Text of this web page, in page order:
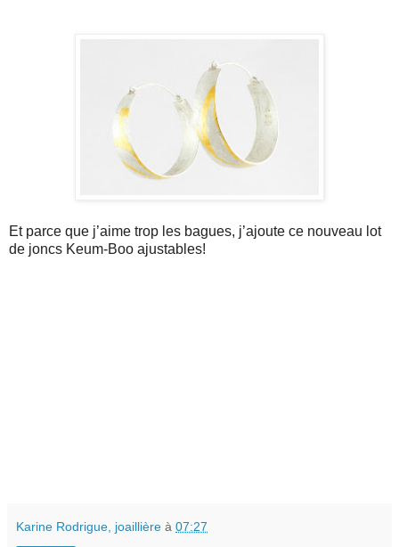
Et parce que j’aime trop les bagues, j’ajoute ce nouveau lot
de joncs Keum-Boo ajustables!
Karine Rodrigue, joaillière à 07:27